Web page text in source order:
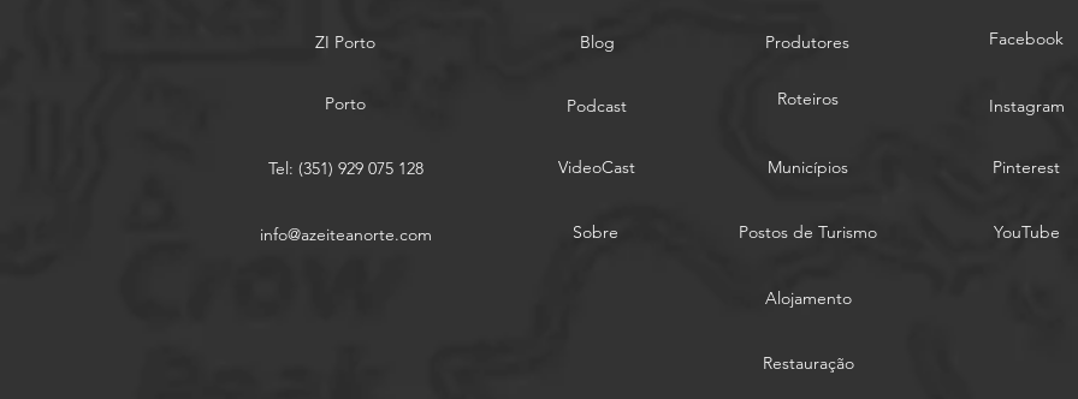
ZI Porto Blog Produtores Facebook
Porto Podcast Roteiros Instagram
Tel: (351) 929 075 128 VideoCast Municípios Pinterest
info@azeiteanorte.com Sobre Postos de Turismo YouTube
Alojamento
Restauração